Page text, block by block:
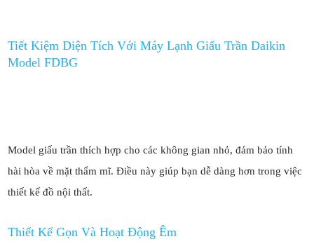
Tiết Kiệm Diện Tích Với Máy Lạnh Giấu Trần Daikin
Model FDBG
Model giấu trần thích hợp cho các không gian nhỏ, đảm bảo tính
hài hòa về mặt thẩm mĩ. Điều này giúp bạn dễ dàng hơn trong việc
thiết kế đồ nội thất.
Thiết Kế Gọn Và Hoạt Động Êm